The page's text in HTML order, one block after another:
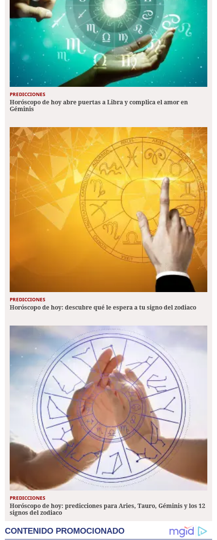
PREDICCIONES
Horóscopo de hoy abre puertas a Libra y complica el amor en
Géminis
PREDICCIONES
Horóscopo de hoy: descubre qué le espera a tu signo del zodiaco
PREDICCIONES
Horóscopo de hoy: predicciones para Aries, Tauro, Géminis y los 12
signos del zodiaco
CONTENIDO PROMOCIONADO